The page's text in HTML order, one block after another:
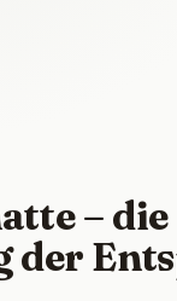
– die
der